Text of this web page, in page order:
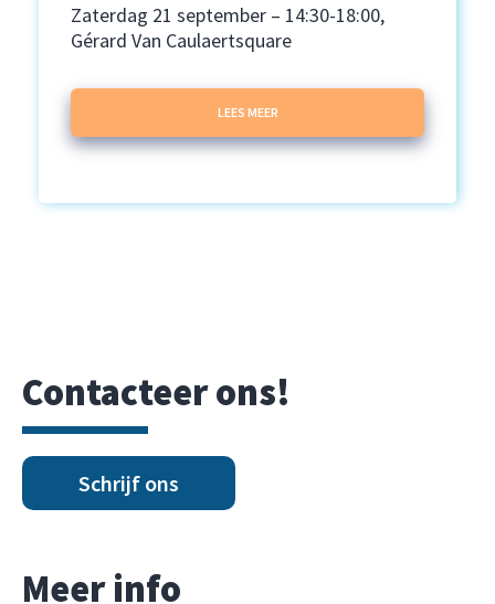
Zaterdag 21 september – 14:30-18:00,
Gérard Van Caulaertsquare
LEES MEER
Contacteer ons!
Schrijf ons
Meer info